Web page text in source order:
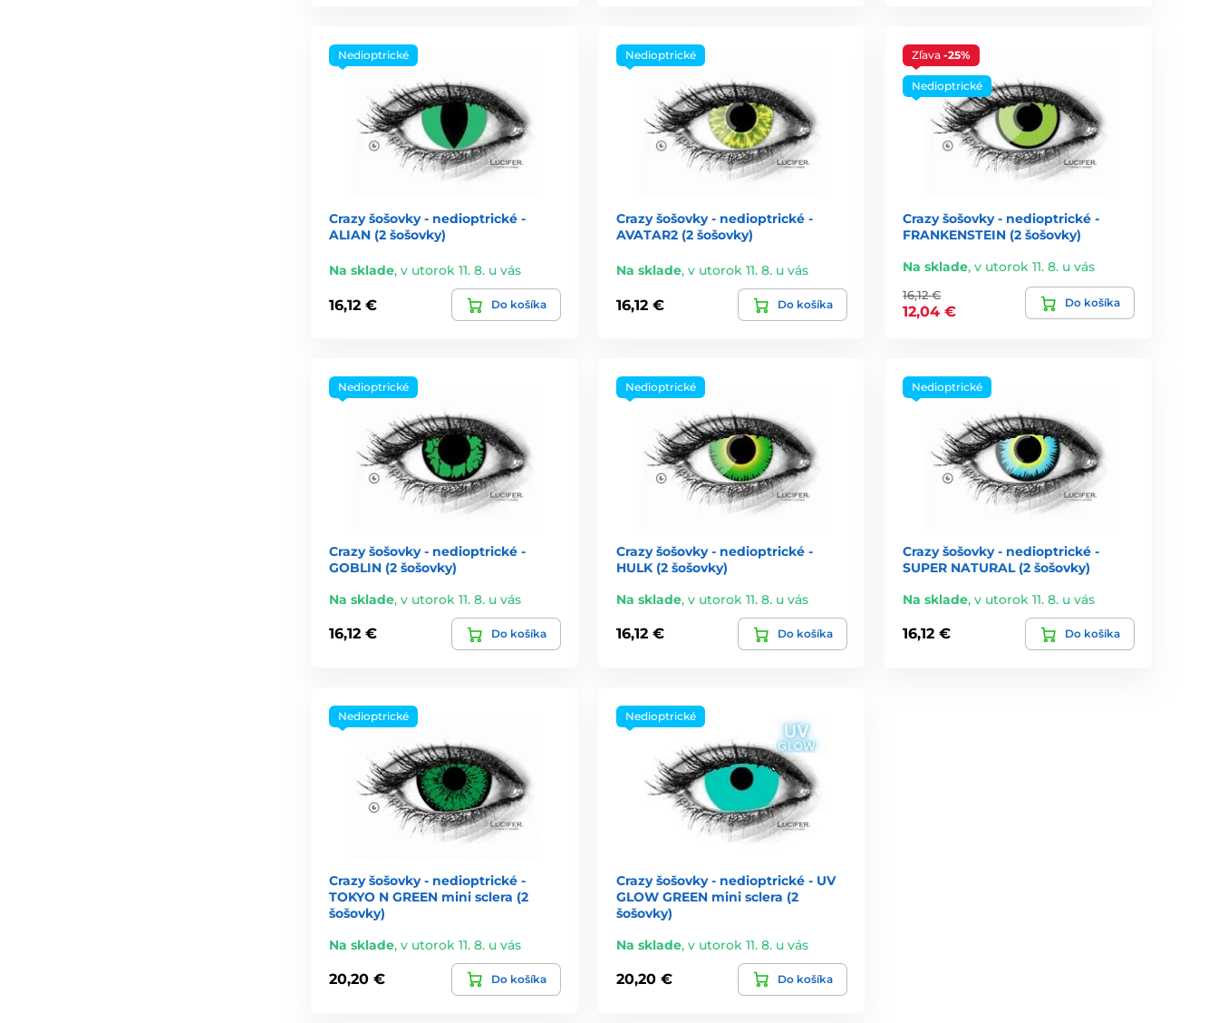
Nedioptrické
Crazy šošovky - nedioptrické -
ALIAN (2 šošovky)
Na sklade, v utorok 11. 8. u vás
16,12 € Do košíka
Nedioptrické
Crazy šošovky - nedioptrické -
AVATAR2 (2 šošovky)
Na sklade, v utorok 11. 8. u vás
16,12 € Do košíka
Zľava-25%
Nedioptrické
Crazy šošovky - nedioptrické -
FRANKENSTEIN (2 šošovky)
Na sklade,v utorok 11. 8. u vás
16,12 €
12,04 €
Do košíka
Nedioptrické
Crazy šošovky - nedioptrické -
GOBLIN (2 šošovky)
Na sklade, v utorok 11. 8. u vás
16,12 € Do košíka
Nedioptrické
Crazy šošovky - nedioptrické -
HULK (2 šošovky)
Na sklade, v utorok 11. 8. u vás
16,12 € Do košíka
Nedioptrické
Crazy šošovky - nedioptrické -
SUPER NATURAL (2 šošovky)
Na sklade,v utorok 11. 8. u vás
16,12 € Do košíka
Nedioptrické
Crazy šošovky - nedioptrické -
TOKYO N GREEN mini sclera (2
šošovky)
Na sklade, v utorok 11. 8. u vás
20,20 € Do košíka
Nedioptrické
Crazy šošovky - nedioptrické - UV
GLOW GREEN mini sclera (2
šošovky)
Na sklade, v utorok 11. 8. u vás
20,20 € Do košíka